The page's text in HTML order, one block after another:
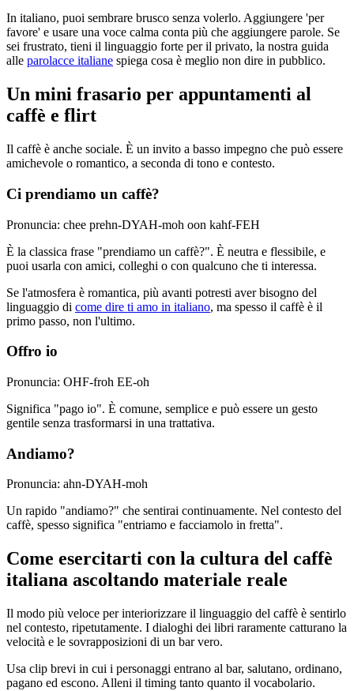
In italiano, puoi sembrare brusco senza volerlo. Aggiungere 'per
favore' e usare una voce calma conta più che aggiungere parole. Se
sei frustrato, tieni il linguaggio forte per il privato, la nostra guida
alle parolacce italiane spiega cosa è meglio non dire in pubblico.
Un mini frasario per appuntamenti al
caffè e flirt
Il caffè è anche sociale. È un invito a basso impegno che può essere
amichevole o romantico, a seconda di tono e contesto.
Ci prendiamo un caffè?
Pronuncia: chee prehn-DYAH-moh oon kahf-FEH
È la classica frase "prendiamo un caffè?". È neutra e flessibile, e
puoi usarla con amici, colleghi o con qualcuno che ti interessa.
Se l'atmosfera è romantica, più avanti potresti aver bisogno del
linguaggio di come dire ti amo in italiano, ma spesso il caffè è il
primo passo, non l'ultimo.
Offro io
Pronuncia: OHF-froh EE-oh
Significa "pago io". È comune, semplice e può essere un gesto
gentile senza trasformarsi in una trattativa.
Andiamo?
Pronuncia: ahn-DYAH-moh
Un rapido "andiamo?" che sentirai continuamente. Nel contesto del
caffè, spesso significa "entriamo e facciamolo in fretta".
Come esercitarti con la cultura del caffè
italiana ascoltando materiale reale
Il modo più veloce per interiorizzare il linguaggio del caffè è sentirlo
nel contesto, ripetutamente. I dialoghi dei libri raramente catturano la
velocità e le sovrapposizioni di un bar vero.
Usa clip brevi in cui i personaggi entrano al bar, salutano, ordinano,
pagano ed escono. Alleni il timing tanto quanto il vocabolario.